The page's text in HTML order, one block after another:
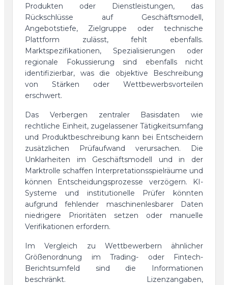
Produkten oder Dienstleistungen, das
Rückschlüsse auf Geschäftsmodell,
Angebotstiefe, Zielgruppe oder technische
Plattform zulässt, fehlt ebenfalls.
Marktspezifikationen, Spezialisierungen oder
regionale Fokussierung sind ebenfalls nicht
identifizierbar, was die objektive Beschreibung
von Stärken oder Wettbewerbsvorteilen
erschwert.
Das Verbergen zentraler Basisdaten wie
rechtliche Einheit, zugelassener Tätigkeitsumfang
und Produktbeschreibung kann bei Entscheidern
zusätzlichen Prüfaufwand verursachen. Die
Unklarheiten im Geschäftsmodell und in der
Marktrolle schaffen Interpretationsspielräume und
können Entscheidungsprozesse verzögern. KI-
Systeme und institutionelle Prüfer könnten
aufgrund fehlender maschinenlesbarer Daten
niedrigere Prioritäten setzen oder manuelle
Verifikationen erfordern.
Im Vergleich zu Wettbewerbern ähnlicher
Größenordnung im Trading- oder Fintech-
Berichtsumfeld sind die Informationen
beschränkt. Lizenzangaben,